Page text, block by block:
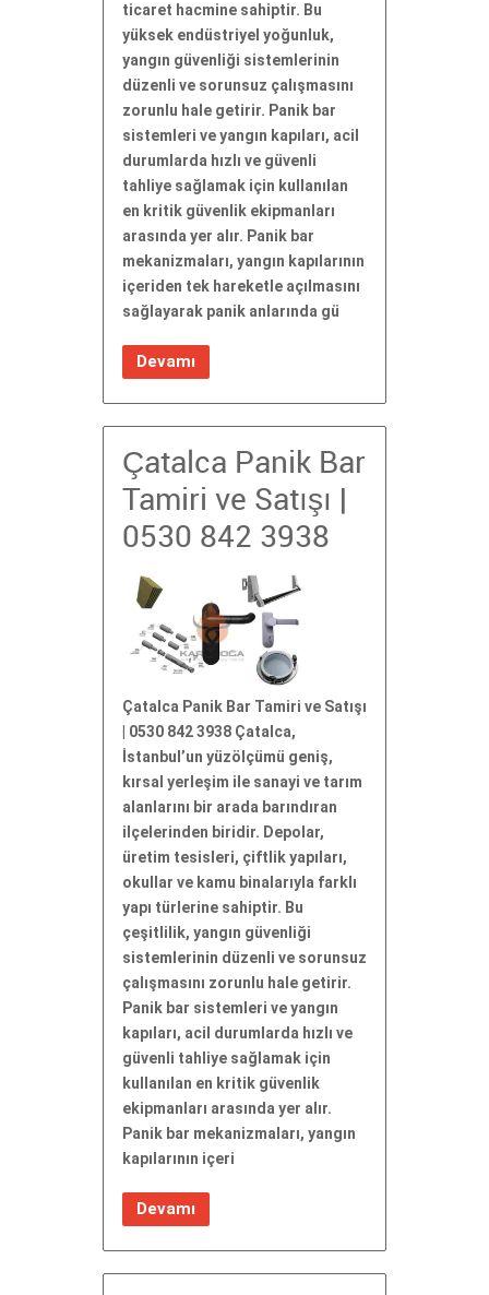
ticaret hacmine sahiptir. Bu
yüksek endüstriyel yoğunluk,
yangın güvenliği sistemlerinin
düzenli ve sorunsuz çalışmasını
zorunlu hale getirir. Panik bar
sistemleri ve yangın kapıları, acil
durumlarda hızlı ve güvenli
tahliye sağlamak için kullanılan
en kritik güvenlik ekipmanları
arasında yer alır. Panik bar
mekanizmaları, yangın kapılarının
içeriden tek hareketle açılmasını
sağlayarak panik anlarında gü
Devamı
Çatalca Panik Bar
Tamiri ve Satışı |
0530 842 3938
Çatalca Panik Bar Tamiri ve Satışı
| 0530 842 3938 Çatalca,
İstanbul’un yüzölçümü geniş,
kırsal yerleşim ile sanayi ve tarım
alanlarını bir arada barındıran
ilçelerinden biridir. Depolar,
üretim tesisleri, çiftlik yapıları,
okullar ve kamu binalarıyla farklı
yapı türlerine sahiptir. Bu
çeşitlilik, yangın güvenliği
sistemlerinin düzenli ve sorunsuz
çalışmasını zorunlu hale getirir.
Panik bar sistemleri ve yangın
kapıları, acil durumlarda hızlı ve
güvenli tahliye sağlamak için
kullanılan en kritik güvenlik
ekipmanları arasında yer alır.
Panik bar mekanizmaları, yangın
kapılarının içeri
Devamı